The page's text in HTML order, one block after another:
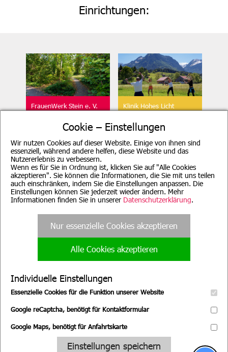
Einrichtungen:
FrauenWerk Stein e. V.
Klinik Hohes Licht
Beratung für Mutter, Mutter-
Kind, Vater, Vater-Kind und
pflegende Angehörige
Evang. Familien-
Bildungsstätte, München
Bildungsstätte, Nürnberg
Wir suchen Sie!
Cookie – Einstellungen
Wir nutzen Cookies auf dieser Website. Einige von ihnen sind
essenziell, während andere helfen, diese Website und das
Nutzererlebnis zu verbessern.
Wenn es für Sie in Ordnung ist, klicken Sie auf "Alle Cookies
akzeptieren". Sie können die Informationen, die Sie mit uns teilen
auch einschränken, indem Sie die Einstellungen anpassen. Die
Einstellungen können Sie jederzeit wieder ändern. Mehr
Informationen finden Sie in unserer Datenschutzerklärung.
Nur essenzielle Cookies akzeptieren
Alle Cookies akzeptieren
Individuelle Einstellungen
Essenzielle Cookies für die Funktion unserer Website
Google reCaptcha, benötigt für Kontaktformular
Google Maps, benötigt für Anfahrtskarte
Einstellungen speichern